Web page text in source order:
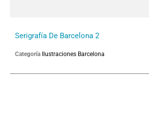
Serigrafía De Barcelona 2
Categoría Ilustraciones Barcelona